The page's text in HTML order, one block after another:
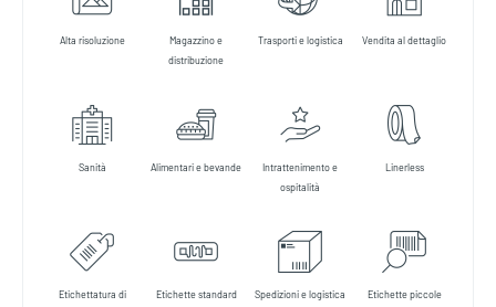
Alta risoluzione
Magazzino e
distribuzione
Trasporti e logistica Vendita al dettaglio
Sanità Alimentari e bevande
Intrattenimento e
ospitalità
Linerless
Etichettatura di
Etichette standard
Spedizioni e logistica Etichette piccole